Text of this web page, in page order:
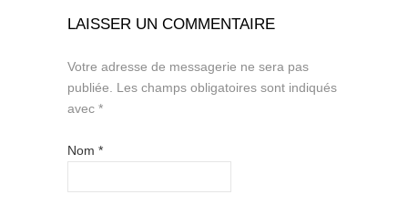
LAISSER UN COMMENTAIRE
Votre adresse de messagerie ne sera pas
publiée. Les champs obligatoires sont indiqués
avec *
Nom *